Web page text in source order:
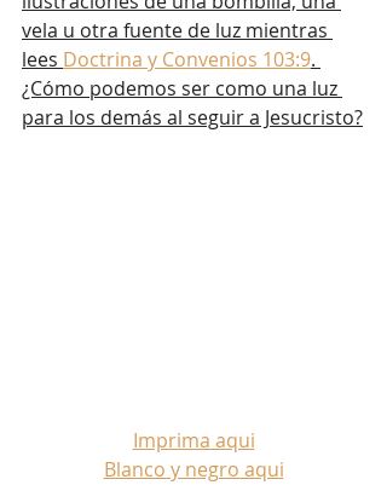
vela u otra fuente de luz mientras
lees Doctrina y Convenios 103:9.
¿Cómo podemos ser como una luz
para los demás al seguir a Jesucristo?
Imprima aqui
Blanco y negro aqui